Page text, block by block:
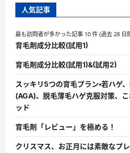
人気記事
最も訪問者が多かった記事 10 件 (過去 28 日
育毛剤成分比較(試用1)
育毛剤成分比較(試用1)&(試用2)
スッキリ5つの育毛プラン・若ハゲ
(AGA)、脱毛薄毛ハゲ克服対策、
ッド
育毛剤「レビュー」を極める！
クリスマス、お正月には素敵なプ